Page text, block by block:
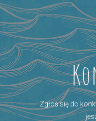
Zgłoś się do